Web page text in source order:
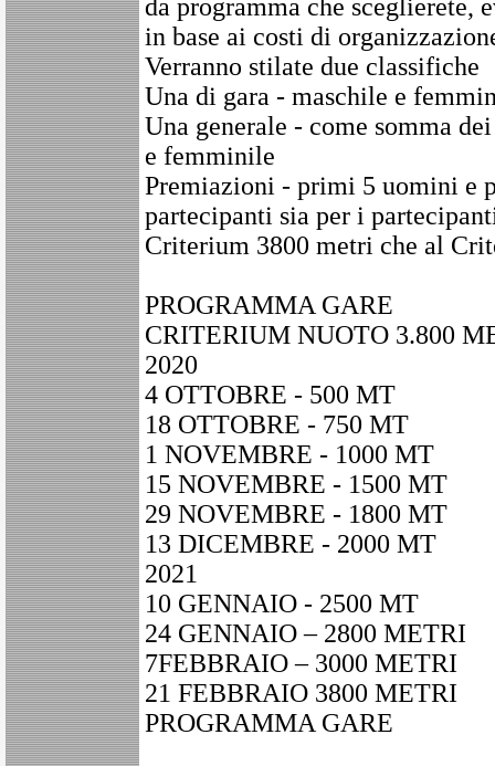
da programma che sceglierete,
in base ai costi di
Verranno stilate due classifiche
Una di gara - maschile e
Una generale - come somma
e femminile
Premiazioni - primi 5 uomini e
partecipanti sia per i
Criterium 3800 metri che al
PROGRAMMA GARE
CRITERIUM NUOTO 3.800
2020
4 OTTOBRE - 500 MT
18 OTTOBRE - 750 MT
1 NOVEMBRE - 1000 MT
15 NOVEMBRE - 1500 MT
29 NOVEMBRE - 1800 MT
13 DICEMBRE - 2000 MT
2021
10 GENNAIO - 2500 MT
24 GENNAIO – 2800 METRI
7FEBBRAIO – 3000 METRI
21 FEBBRAIO 3800 METRI
PROGRAMMA GARE